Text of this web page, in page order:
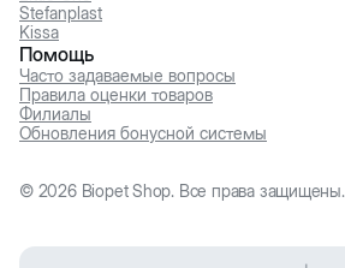
Stefanplast
Kissa
Помощь
Часто задаваемые вопросы
Правила оценки товаров
Филиалы
Обновления бонусной системы
© 2026Biopet Shop. Все права защищены.